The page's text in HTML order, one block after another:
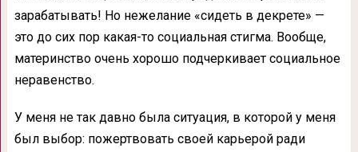
зарабатывать! Но нежелание «сидеть в декрете» —
это до сих пор какая-то социальная стигма. Вообще,
материнство очень хорошо подчеркивает социальное
неравенство.
У меня не так давно была ситуация, в которой у меня
был выбор: пожертвовать своей карьерой ради